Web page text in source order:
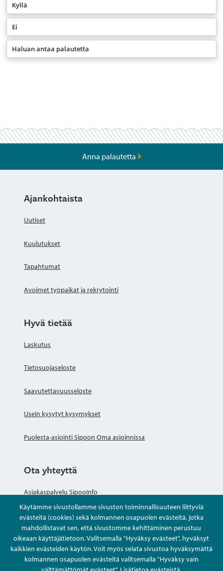
Kyllä
Ei
Haluan antaa palautetta
Käytämme sivustollamme sivuston toiminnallisuuteen liittyviä
evästeitä (cookies) sekä kolmannen osapuolen evästeitä, jotka
mahdollistavat sen, että sivustomme kehittäminen perustuu
oikeaan käyttäjätietoon. Valitsemalla "Hyväksy evästeet", hyväksyt
kaikkien evästeiden käytön. Voit myös selata sivustoa hyväksymättä
kolmannen osapuolen evästeitä valitsemalla "Hyväksy vain
Anna palautetta
Ajankohtaista
Uutiset
Kuulutukset
Tapahtumat
Avoimet työpaikat ja rekrytointi
Hyvä tietää
Laskutus
Tietosuojaseloste
Saavutettavuusseloste
Usein kysytyt kysymykset
Puolesta-asiointi Sipoon Oma asioinnissa
Ota yhteyttä
Asiakaspalvelu SipooInfo
Anna palautetta nimettömästi
Kysy tai asioi
Yhteystiedot